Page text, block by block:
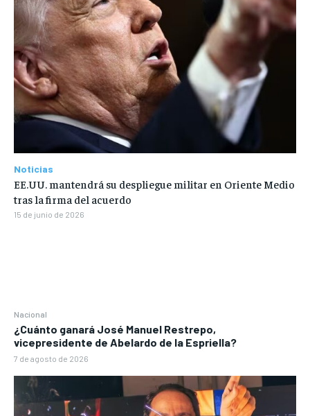
Nacional
¿Cuánto ganará José Manuel Restrepo,
vicepresidente de Abelardo de la Espriella?
7 de agosto de 2026
Noticias
EE.UU. mantendrá su despliegue militar en Oriente Medio
tras la firma del acuerdo
15 de junio de 2026